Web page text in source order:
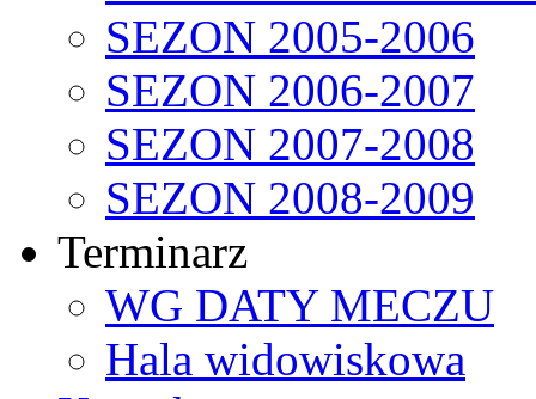
SEZON 2005-2006
SEZON 2006-2007
SEZON 2007-2008
SEZON 2008-2009
Terminarz
WG DATY MECZU
Hala widowiskowa